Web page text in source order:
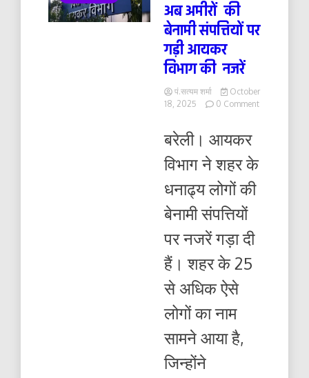
अब अमीरों की
बेनामी संपत्तियों पर
गड़ी आयकर
विभाग की नजरें
पं.सत्यम शर्मा
October
18, 2025
0 Commenton
बरेली। आयकर
विभाग ने शहर के
धनाढ्य लोगों की
बेनामी संपत्तियों
पर नजरें गड़ा दी
हैं। शहर के 25
से अधिक ऐसे
लोगों का नाम
सामने आया है,
जिन्होंने